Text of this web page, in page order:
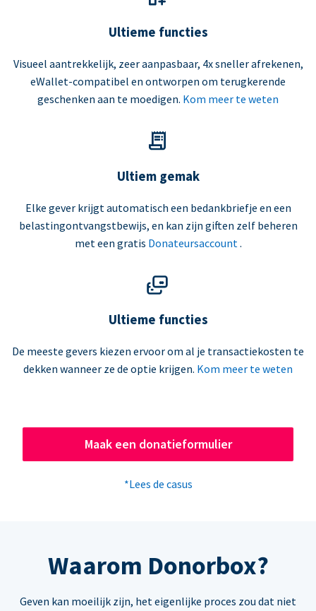
Ultieme functies
Visueel aantrekkelijk, zeer aanpasbaar, 4x sneller afrekenen,
eWallet-compatibel en ontworpen om terugkerende
geschenken aan te moedigen. Kom meer te weten
Ultiem gemak
Elke gever krijgt automatisch een bedankbriefje en een
belastingontvangstbewijs, en kan zijn giften zelf beheren
met een gratis Donateursaccount .
Ultieme functies
De meeste gevers kiezen ervoor om al je transactiekosten te
dekken wanneer ze de optie krijgen. Kom meer te weten
Maak een donatieformulier
*Lees de casus
Waarom Donorbox?
Geven kan moeilijk zijn, het eigenlijke proces zou dat niet